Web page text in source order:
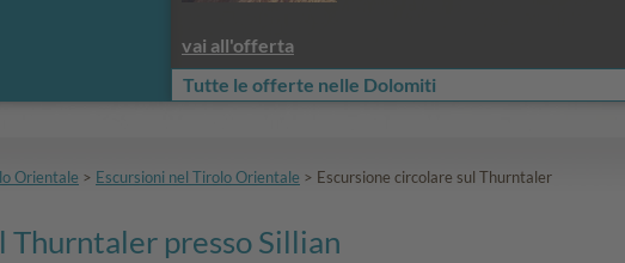
vai all'offerta
Tutte le offerte nelle Dolomiti
Orientale > Escursioni nel Tirolo Orientale > Escursione circolare sul Thurntaler
Thurntaler presso Sillian